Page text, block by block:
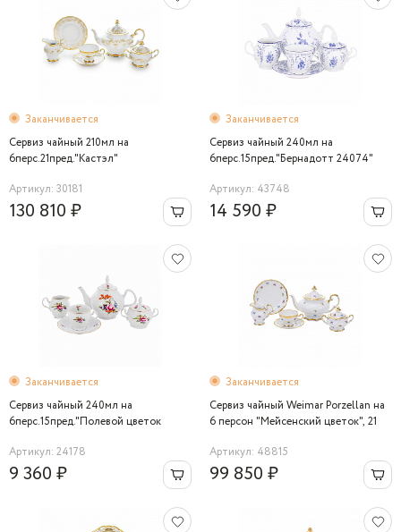
Заканчивается
Сервиз чайный 210мл на
6перс.21пред."Кастэл"
Артикул: 30181
130 810 ₽
Заканчивается
Сервиз чайный 240мл на
6перс.15пред."Бернадотт 24074"
Артикул: 43748
14 590 ₽
Заканчивается
Сервиз чайный 240мл на
6перс.15пред."Полевой цветок
Артикул: 24178
9 360 ₽
Заканчивается
Сервиз чайный Weimar Porzellan на
6 персон "Мейсенский цветок", 21
Артикул: 48815
99 850 ₽